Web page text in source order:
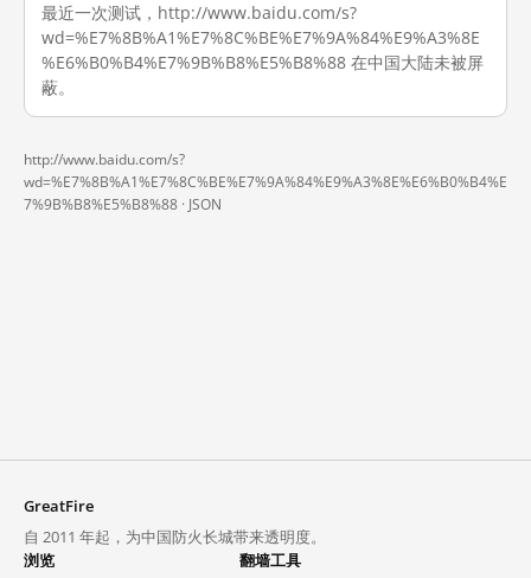
最近一次测试，http://www.baidu.com/s?
wd=%E7%8B%A1%E7%8C%BE%E7%9A%84%E9%A3%8E
%E6%B0%B4%E7%9B%B8%E5%B8%88 在中国大陆未被屏
蔽。
http://www.baidu.com/s?
wd=%E7%8B%A1%E7%8C%BE%E7%9A%84%E9%A3%8E%E6%B0%B4%E
7%9B%B8%E5%B8%88 · JSON
GreatFire
自 2011 年起，为中国防火长城带来透明度。
浏览
翻墙工具